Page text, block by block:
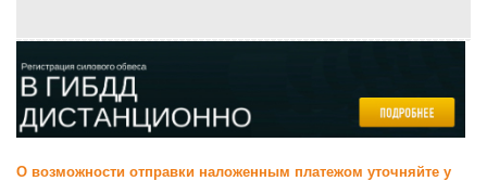
О возможности отправки наложенным платежом уточняйте у